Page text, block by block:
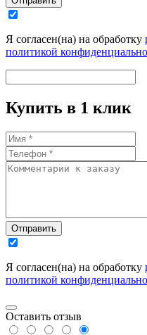
Я согласен(на) на обработку
политикой
Купить в 1 клик
Отправить
Я согласен(на) на обработку
политикой
Оставить отзыв